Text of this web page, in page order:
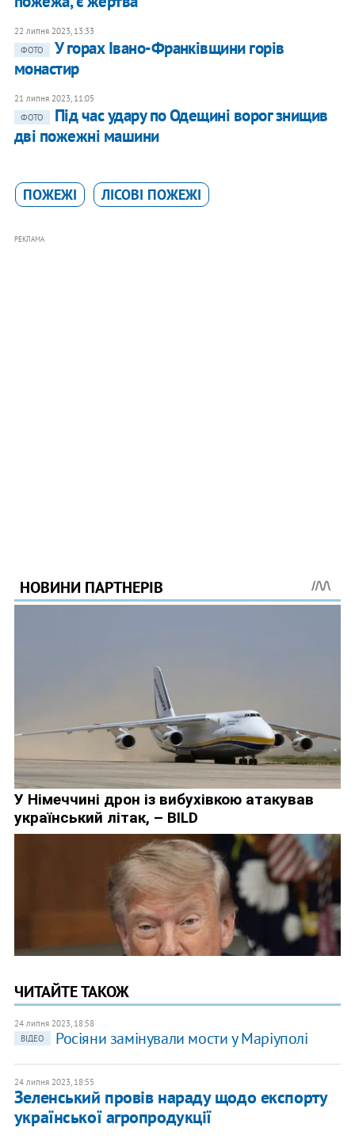
22 липня 2023, 13:33
ФОТО
У горах Івано-Франківщини горів
монастир
21 липня 2023, 11:05
ФОТО
Під час удару по Одещині ворог знищив
дві пожежні машини
ПОЖЕЖІ ЛІСОВІ ПОЖЕЖІ
РЕКЛАМА
ЧИТАЙТЕ ТАКОЖ
24 липня 2023, 18:58
ВІДЕО
Росіяни замінували мости у Маріуполі
24 липня 2023, 18:55
Зеленський провів нараду щодо експорту
української агропродукції